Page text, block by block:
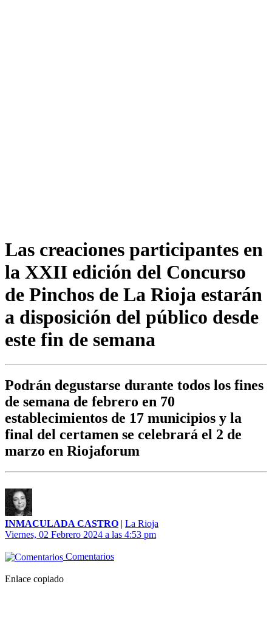
Las creaciones participantes en
la XXII edición del Concurso
de Pinchos de La Rioja estarán
a disposición del público desde
este fin de semana
Podrán degustarse durante todos los fines
de semana de febrero en 70
establecimientos de 17 municipios y la
final del certamen se celebrará el 2 de
marzo en Riojaforum
INMACULADA CASTRO | La Rioja
Viernes, 02 Febrero 2024 a las 4:53 pm
Comentarios
Enlace copiado